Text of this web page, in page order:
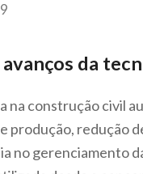
avanços da
na construção civil
produção, redução
no gerenciamento